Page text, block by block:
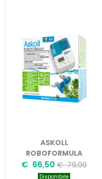
ASKOLL
ROBOFORMULA
€ 66,50 € 79,00
Disponibile